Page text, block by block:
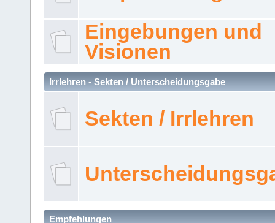
Eingebungen und
Visionen
Irrlehren - Sekten / Unterscheidungsgabe
Sekten / Irrlehren
Empfehlungen